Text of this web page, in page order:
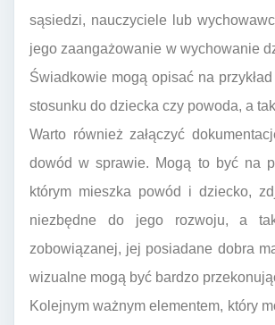
sąsiedzi, nauczyciele lub
jego zaangażowanie w wychowanie
Świadkowie mogą opisać na
stosunku do dziecka czy powoda, a
Warto również załączyć
dowód w sprawie. Mogą to być na
którym mieszka powód i dziecko,
niezbędne do jego rozwoju, a
zobowiązanej, jej posiadane dobra
wizualne mogą być bardzo
Kolejnym ważnym elementem, który